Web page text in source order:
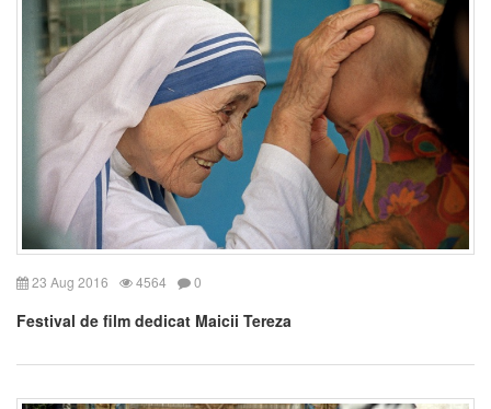
23 Aug 2016 4564 0
Festival de film dedicat Maicii Tereza